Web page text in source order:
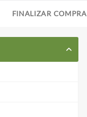
FINALIZAR COMPRA